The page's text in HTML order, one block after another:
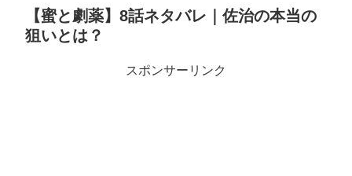
【蜜と劇薬】8話ネタバレ｜佐治の本当の
狙いとは？
スポンサーリンク